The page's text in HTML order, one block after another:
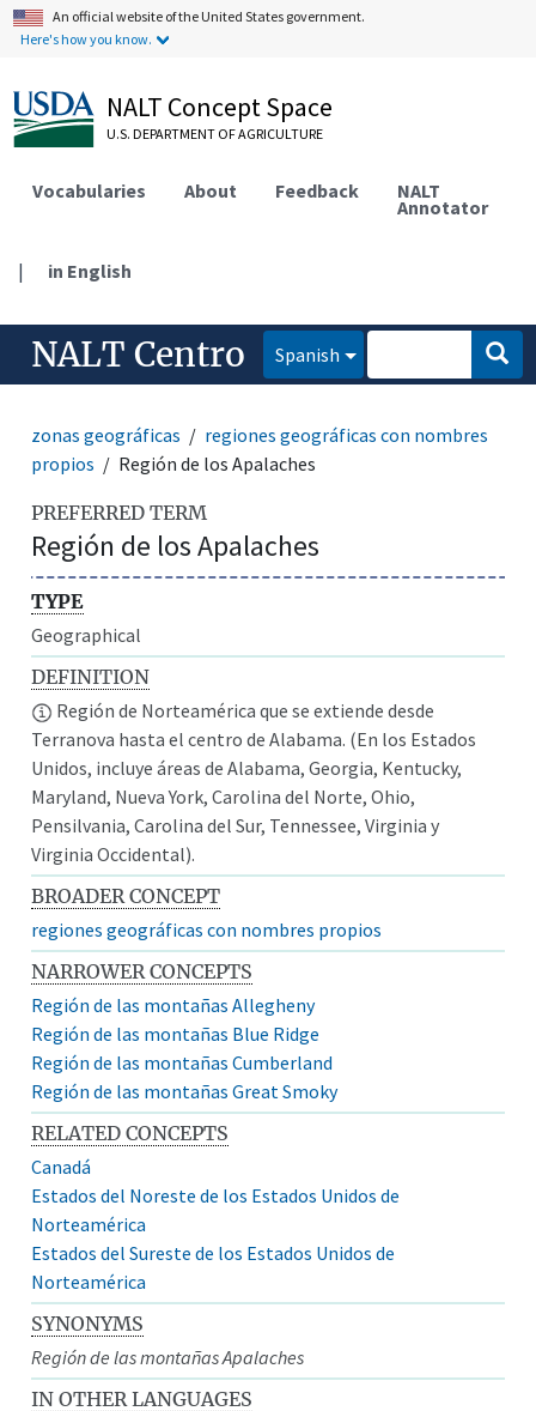
An official website of the United States government.
Here's how you know.
NALT Concept Space
U.S. DEPARTMENT OF AGRICULTURE
Vocabularies About Feedback NALT
Annotator
| in English
NALT Centro Spanish
zonas geográficas
regiones geográficas con nombres
propios
Región de los Apalaches
PREFERRED TERM
Región de los Apalaches
TYPE
Geographical
DEFINITION
Región de Norteamérica que se extiende desde
Terranova hasta el centro de Alabama. (En los Estados
Unidos, incluye áreas de Alabama, Georgia, Kentucky,
Maryland, Nueva York, Carolina del Norte, Ohio,
Pensilvania, Carolina del Sur, Tennessee, Virginia y
Virginia Occidental).
BROADER CONCEPT
regiones geográficas con nombres propios
NARROWER CONCEPTS
Región de las montañas Allegheny
Región de las montañas Blue Ridge
Región de las montañas Cumberland
Región de las montañas Great Smoky
RELATED CONCEPTS
Canadá
Estados del Noreste de los Estados Unidos de
Norteamérica
Estados del Sureste de los Estados Unidos de
Norteamérica
SYNONYMS
Región de las montañas Apalaches
IN OTHER LANGUAGES